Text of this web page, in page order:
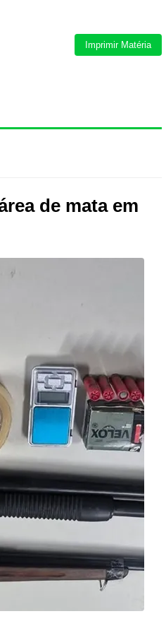
Imprimir Matéria
de mata em